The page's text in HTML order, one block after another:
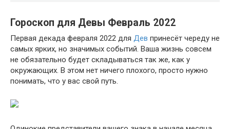
Гороскоп для Девы Февраль 2022
Первая декада февраля 2022 для Дев принесёт череду не
самых ярких, но значимых событий. Ваша жизнь совсем
не обязательно будет складываться так же, как у
окружающих. В этом нет ничего плохого, просто нужно
понимать, что у вас свой путь.